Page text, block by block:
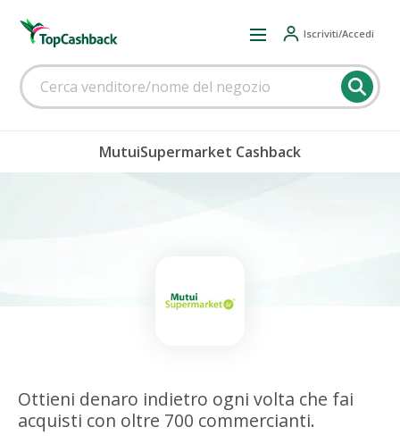
Iscriviti/Accedi
MutuiSupermarket Cashback
Ottieni denaro indietro ogni volta che fai
acquisti con oltre 700 commercianti.